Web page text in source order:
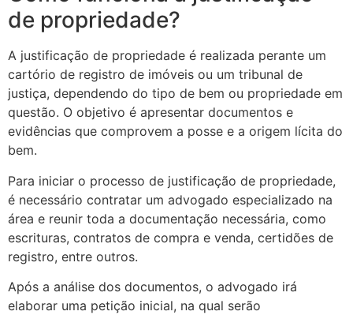
de propriedade?
A justificação de propriedade é realizada perante um
cartório de registro de imóveis ou um tribunal de
justiça, dependendo do tipo de bem ou propriedade em
questão. O objetivo é apresentar documentos e
evidências que comprovem a posse e a origem lícita do
bem.
Para iniciar o processo de justificação de propriedade,
é necessário contratar um advogado especializado na
área e reunir toda a documentação necessária, como
escrituras, contratos de compra e venda, certidões de
registro, entre outros.
Após a análise dos documentos, o advogado irá
elaborar uma petição inicial, na qual serão